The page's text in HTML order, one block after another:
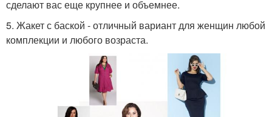
сделают вас еще крупнее и объемнее.
5. Жакет с баской - отличный вариант для женщин любой
комплекции и любого возраста.